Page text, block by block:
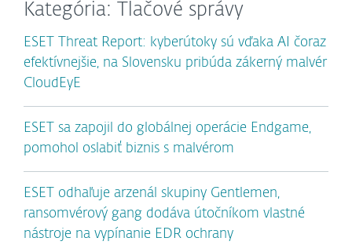
Kategória: Tlačové správy
ESET Threat Report: kyberútoky sú vďaka AI čoraz
efektívnejšie, na Slovensku pribúda zákerný malvér
CloudEyE
ESET sa zapojil do globálnej operácie Endgame,
pomohol oslabiť biznis s malvérom
ESET odhaľuje arzenál skupiny Gentlemen,
ransomvérový gang dodáva útočníkom vlastné
nástroje na vypínanie EDR ochrany